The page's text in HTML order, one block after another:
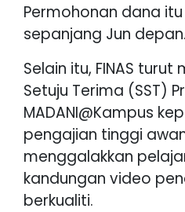
Permohonan dana
sepanjang Jun depan.
Selain itu, FINAS
Setuju Terima (SST)
MADANI@Kampus
pengajian tinggi
menggalakkan
kandungan video
berkualiti.